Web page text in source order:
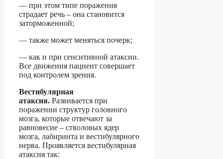
— при этом типе поражения
страдает речь – она становится
заторможенной;
— также может меняться почерк;
— как и при сенситивной атаксии.
Все движения пациент совершает
под контролем зрения.
Вестибулярная
атаксия. Развивается при
поражении структур головного
мозга, которые отвечают за
равновесие – стволовых ядер
мозга, лабиринта и вестибулярного
нерва. Проявляется вестибулярная
атаксия так: